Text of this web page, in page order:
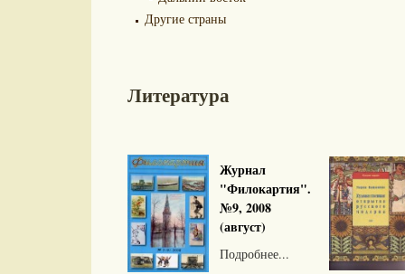
Другие страны
Литература
Журнал
"Филокартия".
№9, 2008
(август)
Подробнее...